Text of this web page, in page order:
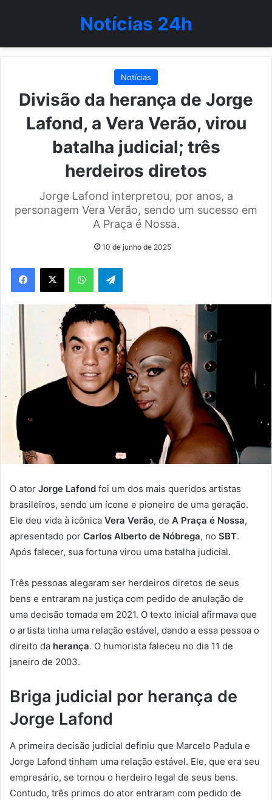
Notícias 24h
Notícias
Divisão da herança de Jorge
Lafond, a Vera Verão, virou
batalha judicial; três
herdeiros diretos
Jorge Lafond interpretou, por anos, a
personagem Vera Verão, sendo um sucesso em
A Praça é Nossa.
10 de junho de 2025
WhatsAppTelegram
O ator Jorge Lafond foi um dos mais queridos artistas
brasileiros, sendo um ícone e pioneiro de uma geração.
Ele deu vida à icônica Vera Verão, de A Praça é Nossa,
apresentado por Carlos Alberto de Nóbrega, no SBT.
Após falecer, sua fortuna virou uma batalha judicial.
Três pessoas alegaram ser herdeiros diretos de seus
bens e entraram na justiça com pedido de anulação de
uma decisão tomada em 2021. O texto inicial afirmava que
o artista tinha uma relação estável, dando a essa pessoa o
direito da herança. O humorista faleceu no dia 11 de
janeiro de 2003.
Briga judicial por herança de
Jorge Lafond
A primeira decisão judicial definiu que Marcelo Padula e
Jorge Lafond tinham uma relação estável. Ele, que era seu
empresário, se tornou o herdeiro legal de seus bens.
Contudo, três primos do ator entraram com pedido de